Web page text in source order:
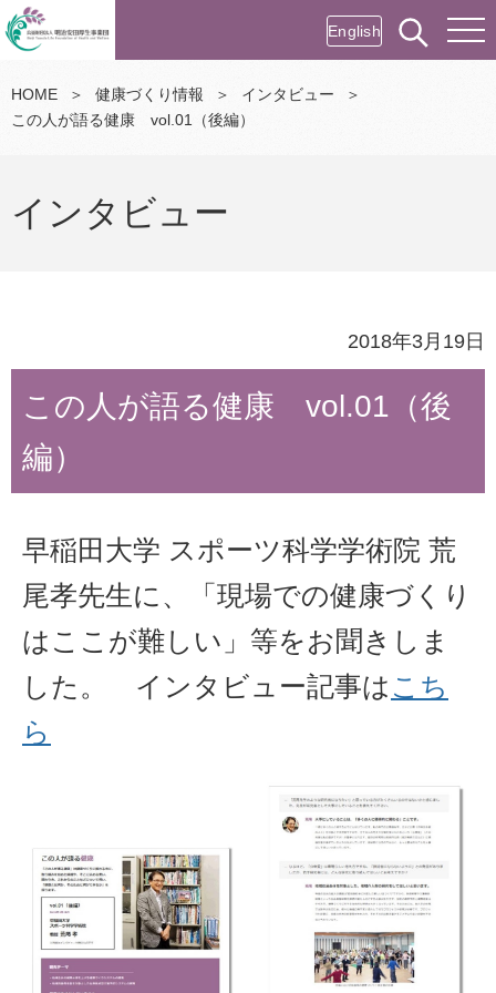
English
HOME ＞ 健康づくり情報 ＞ インタビュー
＞
この人が語る健康 vol.01（後編）
インタビュー
2018年3月19日
この人が語る健康 vol.01（後
編）
早稲田大学 スポーツ科学学術院 荒
尾孝先生に、「現場での健康づくり
はここが難しい」等をお聞きしま
した。 インタビュー記事は こち
ら